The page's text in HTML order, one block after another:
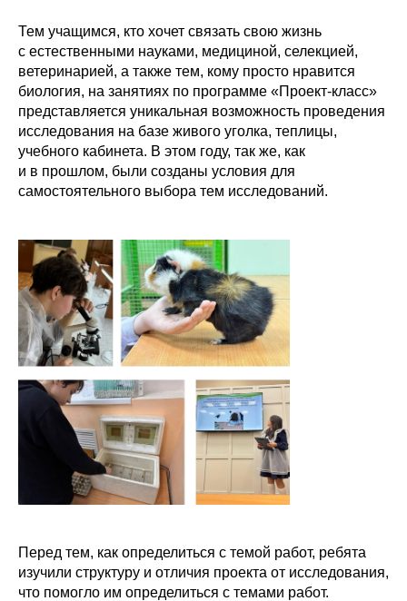
Тем учащимся, кто хочет связать свою жизнь
с естественными науками, медициной, селекцией,
ветеринарией, а также тем, кому просто нравится
биология, на занятиях по программе «Проект-класс»
представляется уникальная возможность проведения
исследования на базе живого уголка, теплицы,
учебного кабинета. В этом году, так же, как
и в прошлом, были созданы условия для
самостоятельного выбора тем исследований.
Перед тем, как определиться с темой работ, ребята
изучили структуру и отличия проекта от исследования,
что помогло им определиться с темами работ.